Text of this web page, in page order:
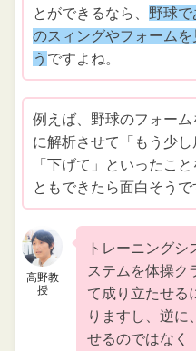
とができるなら、 野球で
のスィングやフォーム
う ですよね。
例えば、野球のフォーム
に解析させて「もう少
「下げて」といったこ
ともできたら面白そうで
高野教
授
トレーニング
ステムを体操ク
て成り立たせる
りますし、逆に
せるのではなく